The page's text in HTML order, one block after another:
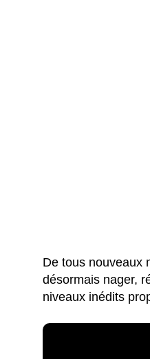
De tous nouveaux
désormais nager,
niveaux inédits